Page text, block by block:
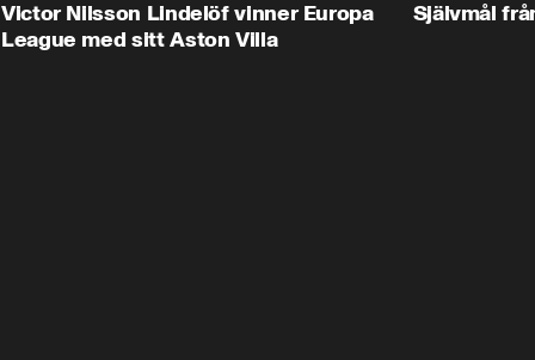
Victor Nilsson Lindelöf vinner Europa
League med sitt Aston Villa
Självmål